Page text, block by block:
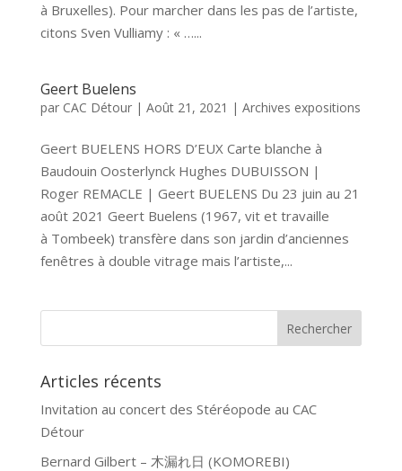
à Bruxelles). Pour marcher dans les pas de l’artiste,
citons Sven Vulliamy : « …...
Geert Buelens
par CAC Détour| Août 21, 2021 | Archives expositions
Geert BUELENS HORS D’EUX Carte blanche à
Baudouin Oosterlynck Hughes DUBUISSON |
Roger REMACLE | Geert BUELENS Du 23 juin au 21
août 2021 Geert Buelens (1967, vit et travaille
à Tombeek) transfère dans son jardin d’anciennes
fenêtres à double vitrage mais l’artiste,...
Articles récents
Invitation au concert des Stéréopode au CAC
Détour
Bernard Gilbert – 木漏れ日 (KOMOREBI)